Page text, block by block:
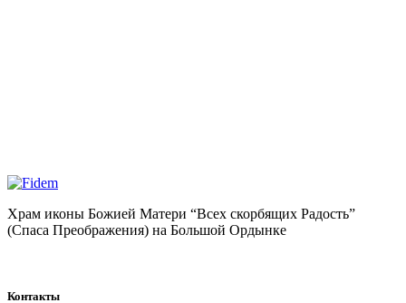
Храм иконы Божией Матери “Всех скорбящих Радость”
(Спаса Преображения) на Большой Ордынке
Контакты